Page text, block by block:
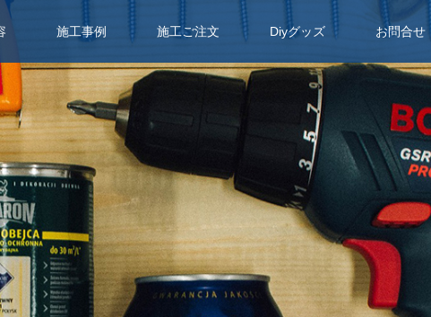
施工事例 施工ご注文 Diyグッズ お問合せ